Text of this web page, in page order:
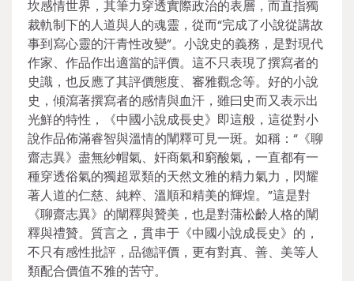
坎感情世界，其筆力穿透實際政治的表層，而直指獨
裁軌制下的人道與人的魂靈，從而“完成了小說從講故
事到寫心靈的汗青性改變”。小說史的義務，是對現代
作家、作品作出適當的評價。這不只表現了撰寫者的
史識，也反應了其評價態度、審雅觀念等。好的小說
史，傾瀉著撰寫者的感情與血汗，雖曰史而又表示出
光鮮的特性，《中國小說成長史》即這般，這從對小
說作品佈滿睿智與溫情的闡釋可見一斑。如稱：“《聊
齋志異》盡無紗帽氣、奸商氣和窮酸氣，一直都有一
種穿透俗氣的獨超眾類的天然文雅的精力氣力，閃耀
著人道的仁慈、純粹、溫順和精美的輝煌。”這是對
《聊齋志異》的闡釋與贊美，也是對蒲松齡人格的闡
釋與禮贊。質言之，貫串于《中國小說成長史》的，
不只有感性批評，品德評價，更有對真、善、美等人
類配合價值不雅的苦守。